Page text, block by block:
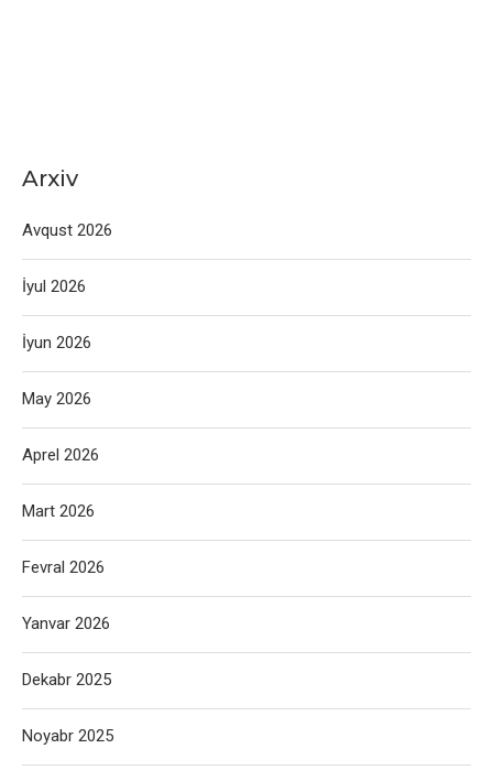
Arxiv
Avqust 2026
İyul 2026
İyun 2026
May 2026
Aprel 2026
Mart 2026
Fevral 2026
Yanvar 2026
Dekabr 2025
Noyabr 2025